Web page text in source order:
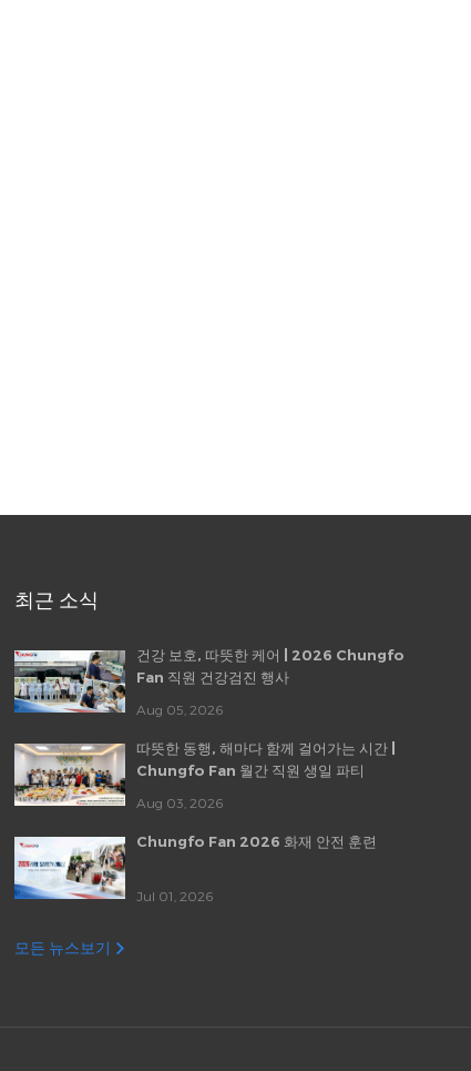
최근 소식
건강 보호, 따뜻한 케어 | 2026 Chungfo
Fan 직원 건강검진 행사
Aug 05, 2026
따뜻한 동행, 해마다 함께 걸어가는 시간 |
Chungfo Fan 월간 직원 생일 파티
Aug 03, 2026
Chungfo Fan 2026 화재 안전 훈련
Jul 01, 2026
모든 뉴스보기